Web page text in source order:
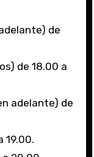
de
de 18.00 a
adelante) de
19.00.